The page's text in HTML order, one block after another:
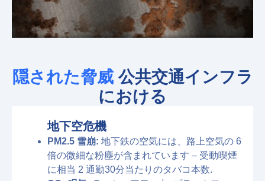
隠された脅威公共交通インフラ
における
地下空危機
PM2.5 雪崩: 地下鉄の空気には、路上空気の 6
倍の微細な粉塵が含まれています – 受動喫煙
に相当 2 通勤30分当たりのタバコ本数.